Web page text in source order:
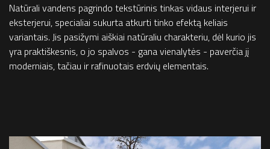
Natūrali vandens pagrindo tekstūrinis tinkas vidaus interjerui ir
eksterjerui, specialiai sukurta atkurti tinko efektą keliais
variantais. Jis pasižymi aiškiai natūraliu charakteriu, dėl kurio jis
yra praktiškesnis, o jo spalvos - gana vienalytės - paverčia jį
moderniais, tačiau ir rafinuotais erdvių elementais.